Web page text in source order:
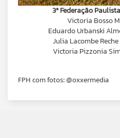
3ª Federação
Victoria Bosso
Eduardo Urbanski
Julia Lacombe
Victoria Pizzonia
FPH com fotos: @‌oxxermedia